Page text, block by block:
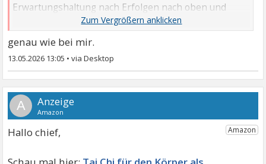
Erwartungshaltung nach Erfolgen nach oben und
damit wurde es ...
genau wie bei mir.
13.05.2026 13:05 •
A
Hallo chief,